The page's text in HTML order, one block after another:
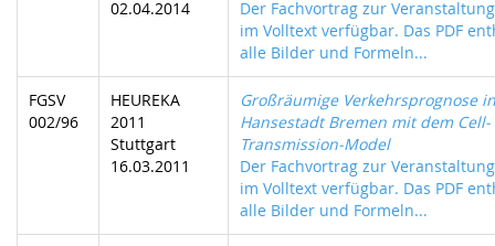
02.04.2014
Der Fachvortrag zur
im Volltext verfügbar. Das PDF
alle Bilder und Formeln...
FGSV
002/96
HEUREKA
2011
Stuttgart
16.03.2011
Großräumige Verkehrsprognose
Hansestadt Bremen mit dem Cell-
Transmission-Model
Der Fachvortrag zur
im Volltext verfügbar. Das PDF
alle Bilder und Formeln...